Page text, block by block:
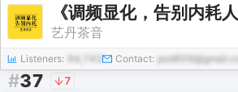
《调频显化，告别内耗人
艺丹茶音
Listeners: 94,743 Contact:
#37 7